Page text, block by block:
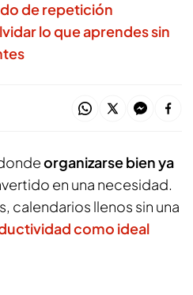
de repetición
lo que aprendes sin
organizarse bien ya
en una necesidad.
calendarios llenos sin una
como ideal